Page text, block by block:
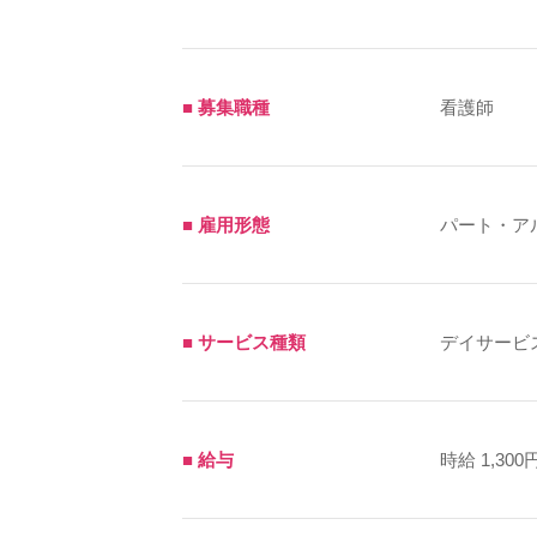
■ 募集職種 看護師
■ 雇用形態 パート・ア
■ サービス種類 デイサービ
■ 給与 時給 1,300